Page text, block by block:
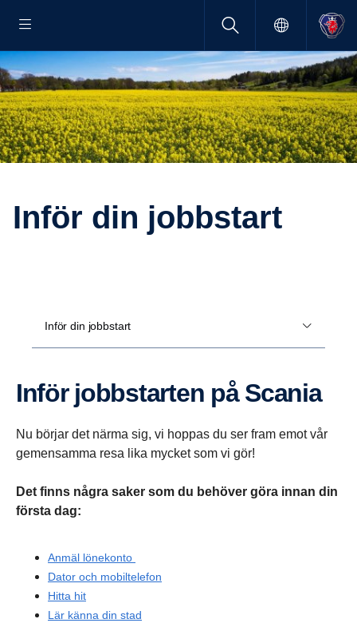
Inför din jobbstart
Inför din jobbstart
Inför jobbstarten på Scania
Nu börjar det närma sig, vi hoppas du ser fram emot vår
gemensamma resa lika mycket som vi gör!
Det finns några saker som du behöver göra innan din
första dag:
Anmäl lönekonto
Dator och mobiltelefon
Hitta hit
Lär känna din stad